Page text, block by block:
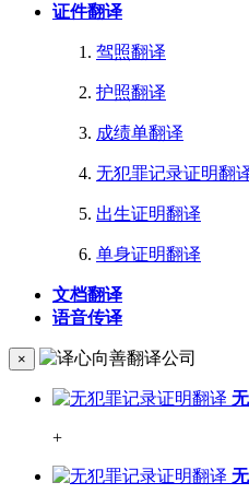
证件翻译
驾照翻译
护照翻译
成绩单翻译
无犯罪记录证明翻
出生证明翻译
单身证明翻译
文档翻译
语音传译
×
+